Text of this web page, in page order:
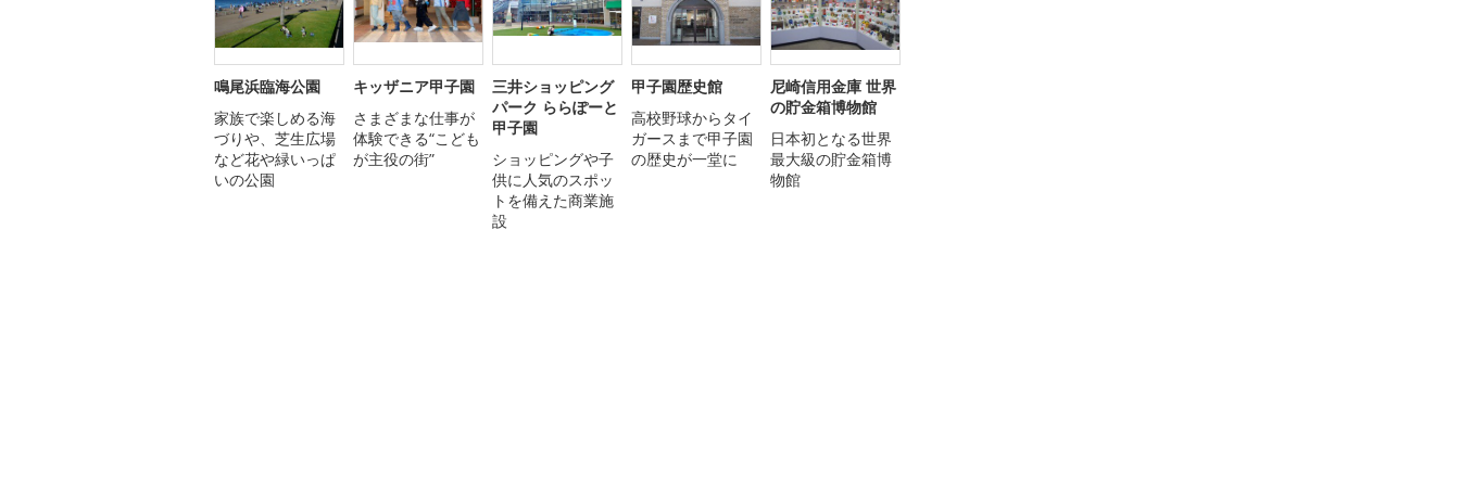
鳴尾浜臨海公園
家族で楽しめる海
づりや、芝生広場
など花や緑いっぱ
いの公園
キッザニア甲子園
さまざまな仕事が
体験できる“こども
が主役の街”
三井ショッピング
パーク ららぽーと
甲子園
ショッピングや子
供に人気のスポッ
トを備えた商業施
設
甲子園歴史館
高校野球からタイ
ガースまで甲子園
の歴史が一堂に
尼崎信用金庫 世界
の貯金箱博物館
日本初となる世界
最大級の貯金箱博
物館